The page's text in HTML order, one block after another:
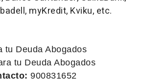
myKredit, Kviku, etc.
tu Deuda Abogados
tu Deuda Abogados
900831652